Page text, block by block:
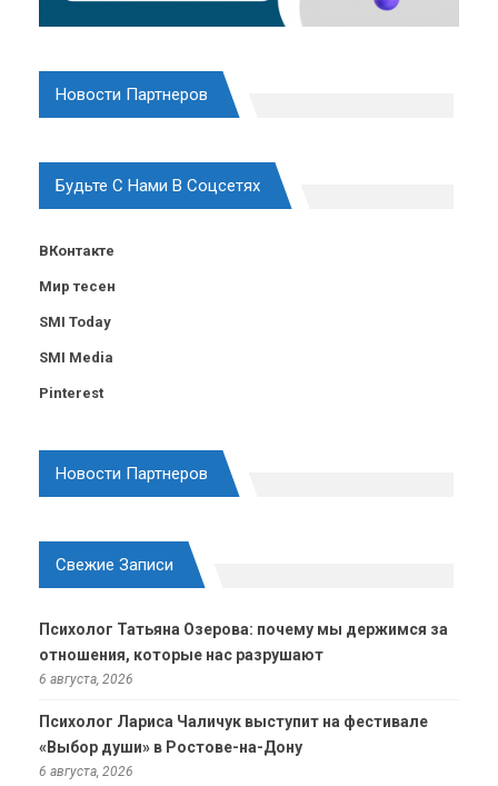
Новости Партнеров
Будьте С Нами В Соцсетях
ВКонтакте
Мир тесен
SMI Today
SMI Media
Pinterest
Новости Партнеров
Свежие Записи
Психолог Татьяна Озерова: почему мы держимся за
отношения, которые нас разрушают
6 августа, 2026
Психолог Лариса Чаличук выступит на фестивале
«Выбор души» в Ростове-на-Дону
6 августа, 2026